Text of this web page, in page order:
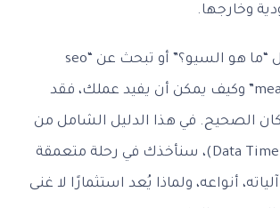
وخارجها.
إذا كنت تتساءل “ما هو السيو؟” أو تبحث عن “seo
meaning in arabic” وكيف يمكن أن يفيد عملك، فقد
الصحيح. في هذا الدليل الشامل من
وقت البيانات (Data Time)، سنأخذك في رحلة متعمقة
آلياته، أنواعه، ولماذا يُعد استثمارًا لا غنى